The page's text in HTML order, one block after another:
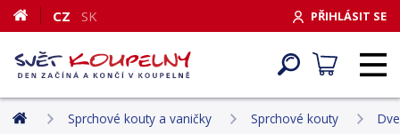
PŘIHLÁSIT SE
CZ SK
Sprchové kouty a vaničky Sprchové kouty